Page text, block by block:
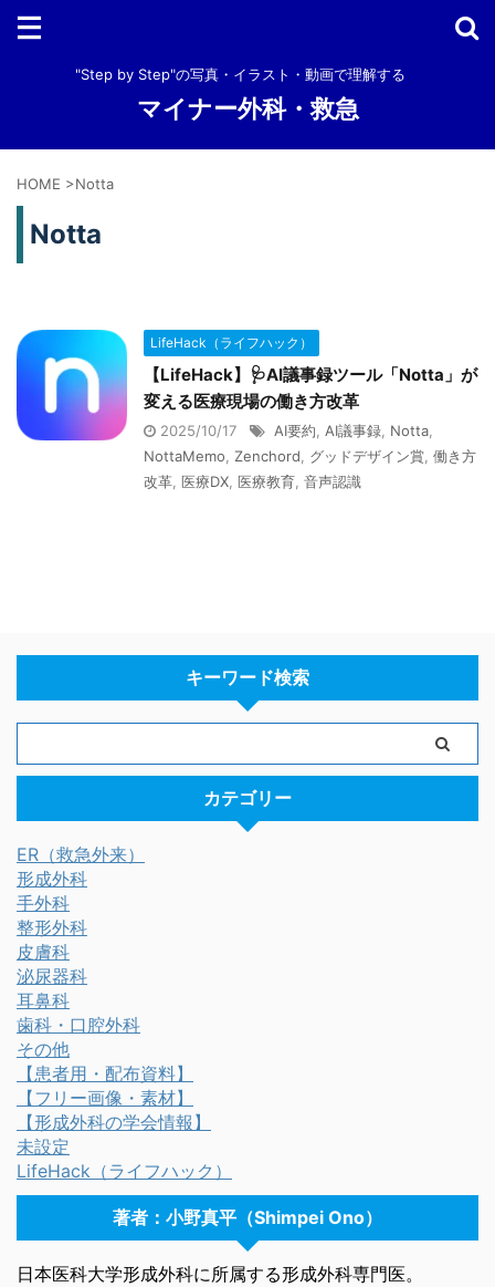
"Step by Step"の写真・イラスト・動画で理解する
マイナー外科・救急
HOME >Notta
Notta
LifeHack（ライフハック）
【LifeHack】🩺AI議事録ツール「Notta」が
変える医療現場の働き方改革
2025/10/17 AI要約 AI議事録 Notta
NottaMemo
Zenchord グッドデザイン賞 働き方
改革 医療DX 医療教育 音声認識
キーワード検索
カテゴリー
ER（救急外来）
形成外科
手外科
整形外科
皮膚科
泌尿器科
耳鼻科
歯科・口腔外科
その他
【患者用・配布資料】
【フリー画像・素材】
【形成外科の学会情報】
未設定
LifeHack（ライフハック）
著者：小野真平（Shimpei Ono）
日本医科大学形成外科に所属する形成外科専門医。